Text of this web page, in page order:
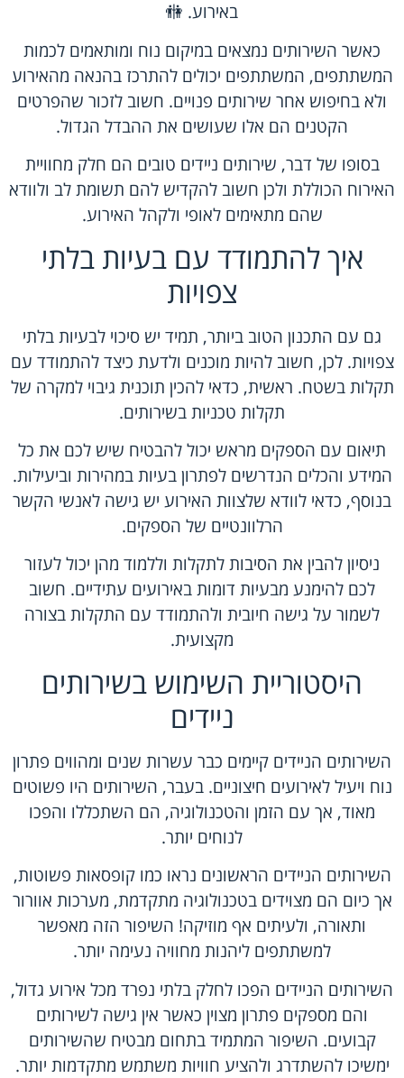
באירוע. 🚻
כאשר השירותים נמצאים במיקום נוח ומותאמים לכמות
המשתתפים, המשתתפים יכולים להתרכז בהנאה מהאירוע
ולא בחיפוש אחר שירותים פנויים. חשוב לזכור שהפרטים
הקטנים הם אלו שעושים את ההבדל הגדול.
בסופו של דבר, שירותים ניידים טובים הם חלק מחוויית
האירוח הכוללת ולכן חשוב להקדיש להם תשומת לב ולוודא
שהם מתאימים לאופי ולקהל האירוע.
איך להתמודד עם בעיות בלתי
צפויות
גם עם התכנון הטוב ביותר, תמיד יש סיכוי לבעיות בלתי
צפויות. לכן, חשוב להיות מוכנים ולדעת כיצד להתמודד עם
תקלות בשטח. ראשית, כדאי להכין תוכנית גיבוי למקרה של
תקלות טכניות בשירותים.
תיאום עם הספקים מראש יכול להבטיח שיש לכם את כל
המידע והכלים הנדרשים לפתרון בעיות במהירות וביעילות.
בנוסף, כדאי לוודא שלצוות האירוע יש גישה לאנשי הקשר
הרלוונטיים של הספקים.
ניסיון להבין את הסיבות לתקלות וללמוד מהן יכול לעזור
לכם להימנע מבעיות דומות באירועים עתידיים. חשוב
לשמור על גישה חיובית ולהתמודד עם התקלות בצורה
מקצועית.
היסטוריית השימוש בשירותים
ניידים
השירותים הניידים קיימים כבר עשרות שנים ומהווים פתרון
נוח ויעיל לאירועים חיצוניים. בעבר, השירותים היו פשוטים
מאוד, אך עם הזמן והטכנולוגיה, הם השתכללו והפכו
לנוחים יותר.
השירותים הניידים הראשונים נראו כמו קופסאות פשוטות,
אך כיום הם מצוידים בטכנולוגיה מתקדמת, מערכות אוורור
ותאורה, ולעיתים אף מוזיקה! השיפור הזה מאפשר
למשתתפים ליהנות מחוויה נעימה יותר.
השירותים הניידים הפכו לחלק בלתי נפרד מכל אירוע גדול,
והם מספקים פתרון מצוין כאשר אין גישה לשירותים
קבועים. השיפור המתמיד בתחום מבטיח שהשירותים
ימשיכו להשתדרג ולהציע חוויות משתמש מתקדמות יותר.